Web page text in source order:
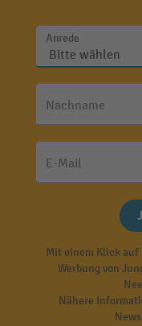
Anrede
Nachname
E-Mail
Mit einem Klick auf
Werbung von
Nähere